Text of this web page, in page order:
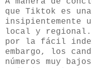
que Tiktok es
insipientemente
local y regional.
por la fácil
embargo, los
números muy